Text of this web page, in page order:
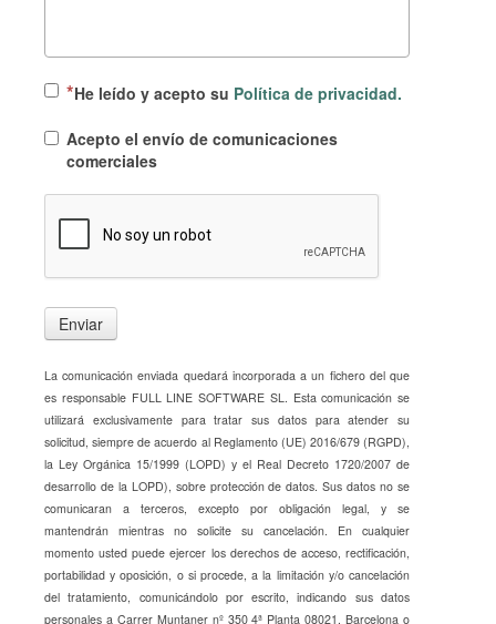
He leído y acepto su Política de privacidad.
Acepto el envío de comunicaciones
comerciales
Enviar
La comunicación enviada quedará incorporada a un fichero del que
es responsable FULL LINE SOFTWARE SL. Esta comunicación se
utilizará exclusivamente para tratar sus datos para atender su
solicitud, siempre de acuerdo al Reglamento (UE) 2016/679 (RGPD),
la Ley Orgánica 15/1999 (LOPD) y el Real Decreto 1720/2007 de
desarrollo de la LOPD), sobre protección de datos. Sus datos no se
comunicaran a terceros, excepto por obligación legal, y se
mantendrán mientras no solicite su cancelación. En cualquier
momento usted puede ejercer los derechos de acceso, rectificación,
portabilidad y oposición, o si procede, a la limitación y/o cancelación
del tratamiento, comunicándolo por escrito, indicando sus datos
personales a Carrer Muntaner nº 350 4ª Planta 08021, Barcelona o